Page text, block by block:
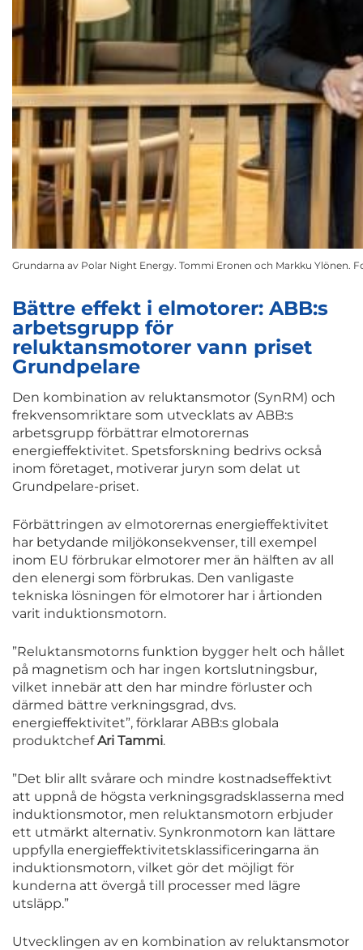
Grundarna av Polar Night Energy. Tommi Eronen och Markku Ylönen.
Bättre effekt i elmotorer: ABB:s
arbetsgrupp för
reluktansmotorer vann priset
Grundpelare
Den kombination av reluktansmotor (SynRM) och
frekvensomriktare som utvecklats av ABB:s
arbetsgrupp förbättrar elmotorernas
energieffektivitet. Spetsforskning bedrivs också
inom företaget, motiverar juryn som delat ut
Grundpelare-priset.
Förbättringen av elmotorernas energieffektivitet
har betydande miljökonsekvenser, till exempel
inom EU förbrukar elmotorer mer än hälften av all
den elenergi som förbrukas. Den vanligaste
tekniska lösningen för elmotorer har i årtionden
varit induktionsmotorn.
”Reluktansmotorns funktion bygger helt och hållet
på magnetism och har ingen kortslutningsbur,
vilket innebär att den har mindre förluster och
därmed bättre verkningsgrad, dvs.
energieffektivitet”, förklarar ABB:s globala
produktchefAri Tammi.
”Det blir allt svårare och mindre kostnadseffektivt
att uppnå de högsta verkningsgradsklasserna med
induktionsmotor, men reluktansmotorn erbjuder
ett utmärkt alternativ. Synkronmotorn kan lättare
uppfylla energieffektivitetsklassificeringarna än
induktionsmotorn, vilket gör det möjligt för
kunderna att övergå till processer med lägre
utsläpp.”
Utvecklingen av en kombination av reluktansmotor